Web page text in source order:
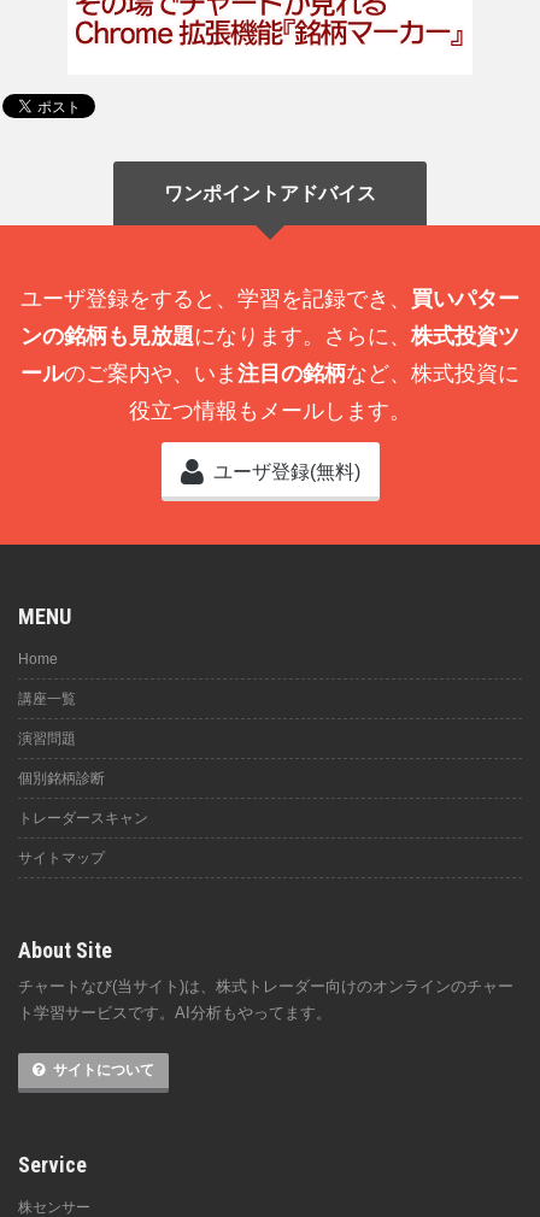
ワンポイントアドバイス
ユーザ登録をすると、学習を記録でき、 買いパター
ンの銘柄も見放題になります。さらに、 株式投資ツ
ールのご案内や、いま 注目の銘柄など、株式投資に
役立つ情報もメールします。
ユーザ登録(無料)
MENU
Home
講座一覧
演習問題
個別銘柄診断
トレーダースキャン
サイトマップ
About Site
チャートなび(当サイト)は、株式トレーダー向けのオンラインのチャー
ト学習サービスです。AI分析もやってます。
サイトについて
Service
株センサー